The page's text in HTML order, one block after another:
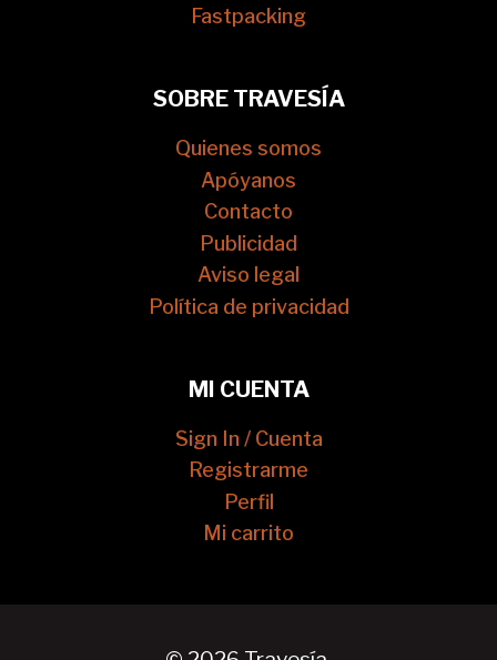
Fastpacking
SOBRE TRAVESÍA
Quienes somos
Apóyanos
Contacto
Publicidad
Aviso legal
Política de privacidad
MI CUENTA
Sign In / Cuenta
Registrarme
Perfil
Mi carrito